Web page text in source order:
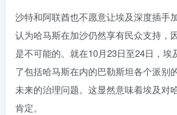
沙特和阿联酋也不愿意让埃及深度插手
认为哈马斯在加沙仍然享有民众支持，
是不可能的。就在10月23日至24日，埃
了包括哈马斯在内的巴勒斯坦各个派别
未来的治理问题。这显然意味着埃及对
肯定。